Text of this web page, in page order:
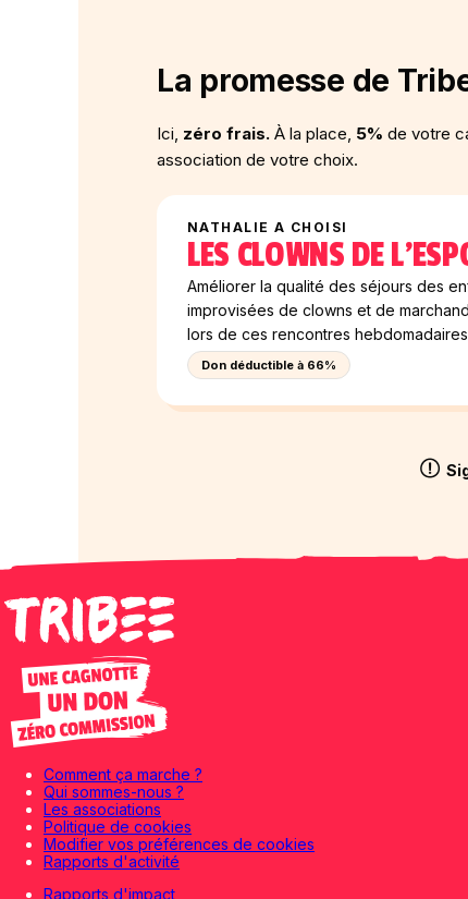
La promesse de
Ici, zéro frais. À la place, 5% de votre
association de votre choix.
NATHALIE A CHOISI
LES CLOWNS DE
Améliorer la qualité des séjours des
improvisées de clowns et de
lors de ces rencontres
Don déductible à 66%
Comment ça marche ?
Qui sommes-nous ?
Les associations
Politique de cookies
Modifier vos préférences de cookies
Rapports d'activité
Rapports d'impact